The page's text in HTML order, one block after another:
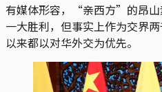
有媒体形容，“亲西方”的昂山
一大胜利，但事实上作为交界
以来都以对华外交为优先。